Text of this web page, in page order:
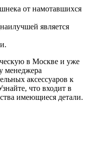
от намотавшихся
является
в Москве и уже
менеджера
аксессуаров к
что входит в
имеющиеся детали.